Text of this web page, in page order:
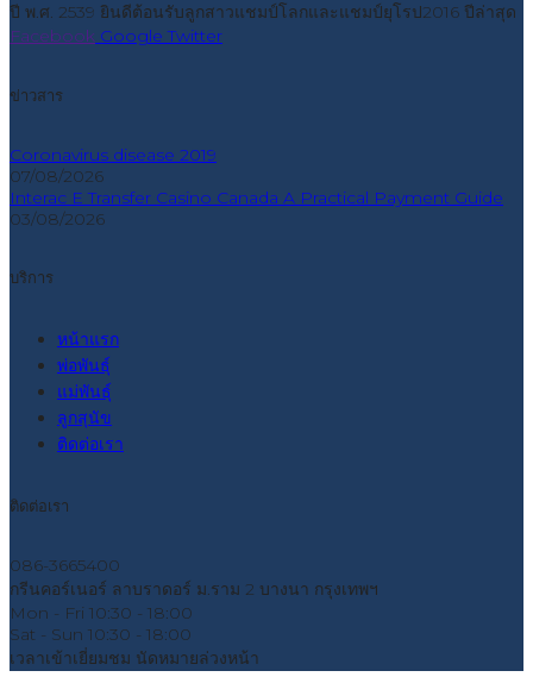
ปี พ.ศ. 2539 ยินดีต้อนรับลูกสาวแชมป์โลกและแชมป์ยุโรป2016 ปีล่าสุด
Facebook Google Twitter
ข่าวสาร
Coronavirus disease 2019
07/08/2026
Interac E Transfer Casino Canada A Practical Payment Guide
03/08/2026
บริการ
หน้าแรก
พ่อพันธุ์
แม่พันธุ์
ลูกสุนัข
ติดต่อเรา
ติดต่อเรา
086-3665400
กรีนคอร์เนอร์ ลาบราดอร์ ม.ราม 2 บางนา กรุงเทพฯ
Mon - Fri 10:30 - 18:00
Sat - Sun 10:30 - 18:00
เวลาเข้าเยี่ยมชม นัดหมายล่วงหน้า